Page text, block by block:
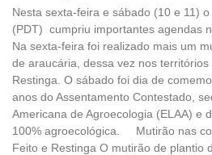
Nesta sexta-feira e sábado (10 e 11)
(PDT) cumpriu importantes agendas
Na sexta-feira foi realizado mais um
de araucária, dessa vez nos
Restinga. O sábado foi dia de
anos do Assentamento Contestado,
Americana de Agroecologia (ELAA) e
100% agroecológica. Mutirão nas
Feito e Restinga O mutirão de plantio